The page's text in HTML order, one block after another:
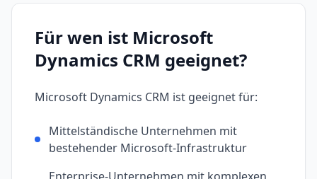
Für wen ist Microsoft
Dynamics CRM geeignet?
Microsoft Dynamics CRM ist geeignet für:
Mittelständische Unternehmen mit
bestehender Microsoft-Infrastruktur